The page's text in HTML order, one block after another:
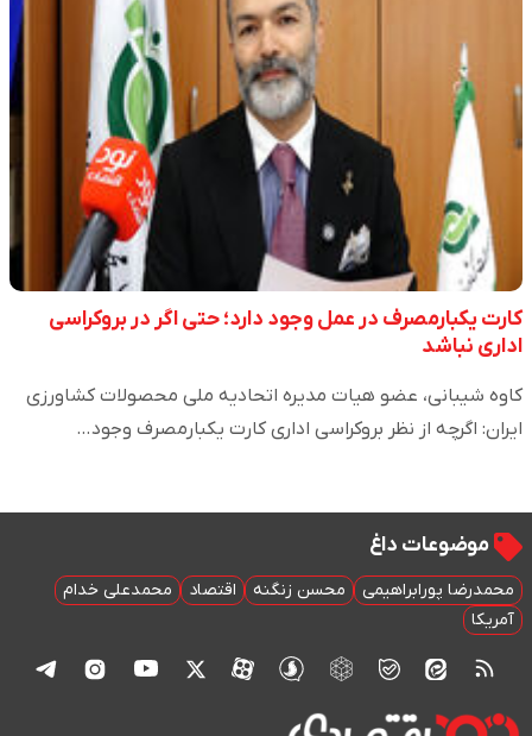
کارت یکبارمصرف در عمل وجود دارد؛ حتی اگر در بروکراسی
اداری نباشد
کاوه شیبانی، عضو هیات مدیره اتحادیه ملی محصولات کشاورزی
ایران: اگرچه از نظر بروکراسی اداری کارت یکبارمصرف وجود…
موضوعات داغ
محمدرضا پورابراهیمی محسن زنگنه اقتصاد
محمدعلی خدام
آمریکا